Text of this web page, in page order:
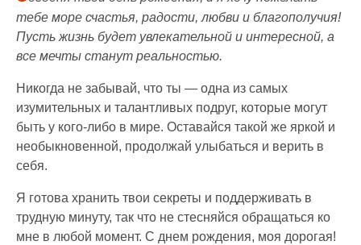
тебе море счастья, радости, любви и благополучия!
Пусть жизнь будет увлекательной и интересной, а
все мечты станут реальностью.
Никогда не забывай, что ты — одна из самых
изумительных и талантливых подруг, которые могут
быть у кого-либо в мире. Оставайся такой же яркой и
необыкновенной, продолжай улыбаться и верить в
себя.
Я готова хранить твои секреты и поддерживать в
трудную минуту, так что не стесняйся обращаться ко
мне в любой момент. С днем рождения, моя дорогая!